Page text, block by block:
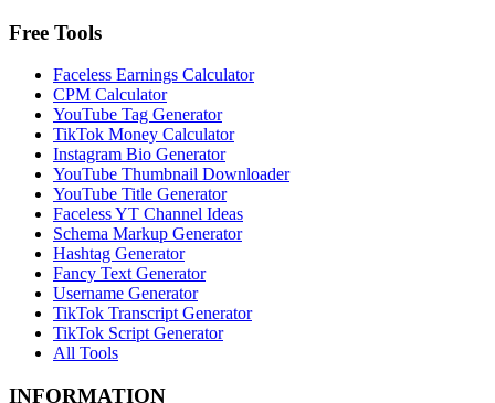
Free Tools
Faceless Earnings Calculator
CPM Calculator
YouTube Tag Generator
TikTok Money Calculator
Instagram Bio Generator
YouTube Thumbnail Downloader
YouTube Title Generator
Faceless YT Channel Ideas
Schema Markup Generator
Hashtag Generator
Fancy Text Generator
Username Generator
TikTok Transcript Generator
TikTok Script Generator
All Tools
INFORMATION